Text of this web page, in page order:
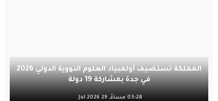
المملكة تستضيف أولمبياد العلوم النووية الدولي 2026
في جدة بمشاركة 19 دولة
03:28 مساءً, 29 Jul 2026